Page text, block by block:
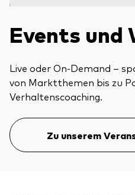
Events und
Live oder On-Demand –
von Marktthemen bis zu
Verhaltenscoaching.
Zu unserem